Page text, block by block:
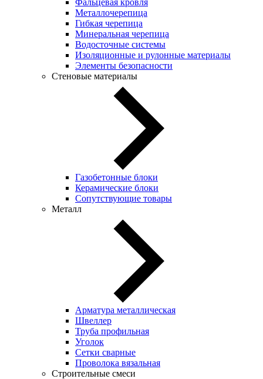
Металлочерепица
Гибкая черепица
Минеральная черепица
Водосточные системы
Изоляционные и рулонные материалы
Элементы безопасности
Стеновые материалы
Газобетонные блоки
Керамические блоки
Сопутствующие товары
Металл
Арматура металлическая
Швеллер
Труба профильная
Уголок
Сетки сварные
Проволока вязальная
Строительные смеси